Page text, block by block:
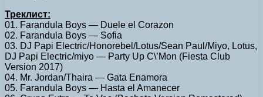
Треклист:
01. Farandula Boys — Duele el Corazon
02. Farandula Boys — Sofia
03. DJ Papi Electric/Honorebel/Lotus/Sean Paul/Miyo, Lotus,
DJ Papi Electric/miyo — Party Up C\’Mon (Fiesta Club
Version 2017)
04. Mr. Jordan/Thaira — Gata Enamora
05. Farandula Boys — Hasta el Amanecer